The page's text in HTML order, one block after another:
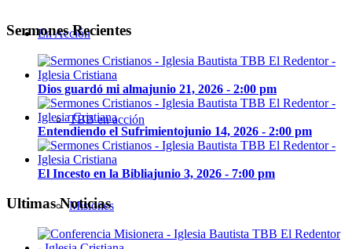
En Acción
TBB en acción
Misiones
Sermones Recientes
Dios guardó mi almajunio 21, 2026 - 2:00 pm
Entendiendo el Sufrimientojunio 14, 2026 - 2:00 pm
El Incesto en la Bibliajunio 3, 2026 - 7:00 pm
Ultimas Noticias